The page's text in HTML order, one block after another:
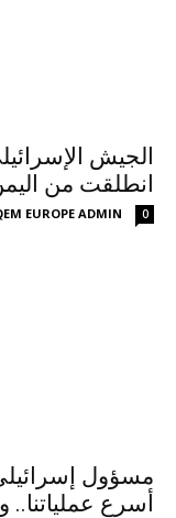
انطلقت من
EUROPE ADMIN 0
مسؤول
أسرع